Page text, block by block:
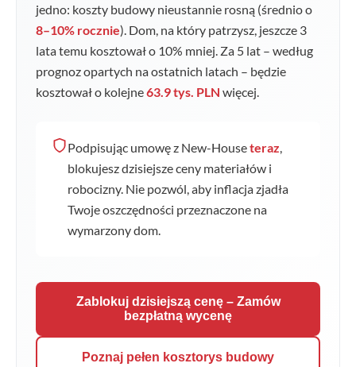
jedno: koszty budowy nieustannie rosną (średnio o
8–10% rocznie). Dom, na który patrzysz, jeszcze 3
lata temu kosztował o 10% mniej. Za 5 lat – według
prognoz opartych na ostatnich latach – będzie
kosztował o kolejne63.9 tys. PLN więcej.
Podpisując umowę z New-Houseteraz,
blokujesz dzisiejsze ceny materiałów i
robocizny. Nie pozwól, aby inflacja zjadła
Twoje oszczędności przeznaczone na
wymarzony dom.
Zablokuj dzisiejszą cenę – Zamów
bezpłatną wycenę
Poznaj pełen kosztorys budowy